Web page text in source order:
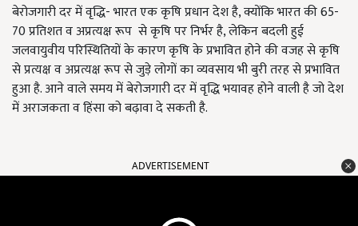
बेरोजगारी दर में वृद्धि- भारत एक कृषि प्रधान देश है, क्योंकि भारत की65-
70प्रतिशत व अप्रत्यक्ष रूप से कृषि पर निर्भर है, लेकिन बदली हुई
जलवायुवीय परिस्थितियों के कारण कृषि के प्रभावित होने की वजह से कृषि
से प्रत्यक्ष व अप्रत्यक्ष रूप से जुड़े लोगों का व्यवसाय भी बुरी तरह से प्रभावित
हुआ है. आने वाले समय में बेरोजगारी दर में वृद्धि भयावह होने वाली है जो देश
में अराजकता व हिंसा को बढ़ावा दे सकती है.
ADVERTISEMENT